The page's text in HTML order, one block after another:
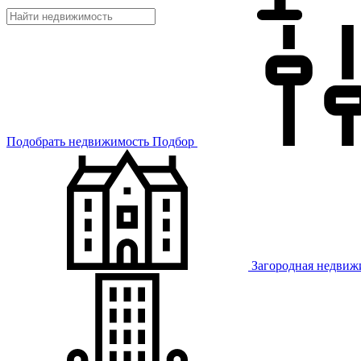
Подобрать недвижимость Подбор
Загородная